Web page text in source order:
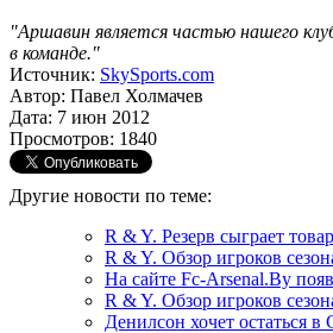
"Аршавин является частью нашего
в команде."
Источник: SkySports.com
Автор: Павел Холмачев
Дата: 7 июн 2012
Просмотров: 1840
Другие новости по теме:
R & Y. Резерв сыграет
R & Y. Обзор игроков
На сайте Fc-Arsenal.By
R & Y. Обзор игроков
Денилсон хочет остаться в